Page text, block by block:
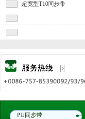
超宽型T10同步带
PU同步带